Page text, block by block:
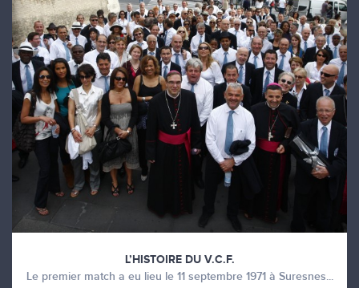
L’HISTOIRE DU V.C.F.
Le premier match a eu lieu le 11 septembre 1971 à Suresnes...